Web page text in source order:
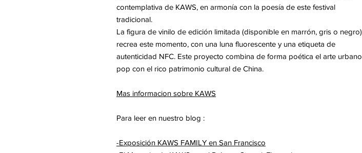
contemplativa de KAWS, en armonía con la poesía de este festival
tradicional.
La figura de vinilo de edición limitada (disponible en marrón, gris o negro)
recrea este momento, con una luna fluorescente y una etiqueta de
autenticidad NFC. Este proyecto combina de forma poética el arte urbano
pop con el rico patrimonio cultural de China.
Mas informacion sobre KAWS
Para leer en nuestro blog :
-Exposición KAWS FAMILY en San Francisco